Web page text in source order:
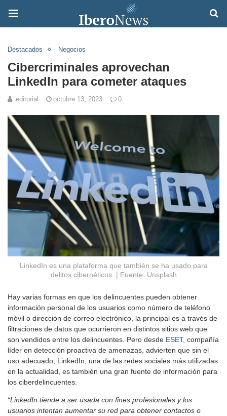
Destacados Negocios
Cibercriminales aprovechan
LinkedIn para cometer ataques
editorial octubre 13, 2023 0
LinkedIn es una plataforma que también se ha usado para
delitos cibernéticos. | Fuente: Unsplash
Hay varias formas en que los delincuentes pueden obtener
información personal de los usuarios como número de teléfono
móvil o dirección de correo electrónico, la principal es a través de
filtraciones de datos que ocurrieron en distintos sitios web que
son vendidos entre los delincuentes. Pero desde ESET, compañía
líder en detección proactiva de amenazas, advierten que sin el
uso adecuado, LinkedIn, una de las redes sociales más utilizadas
en la actualidad, es también una gran fuente de información para
los ciberdelincuentes.
“LinkedIn tiende a ser usada con fines profesionales y los
usuarios intentan aumentar su red para obtener contactos o